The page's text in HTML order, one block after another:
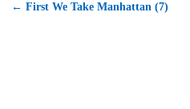
← First We Take Manhattan (7)